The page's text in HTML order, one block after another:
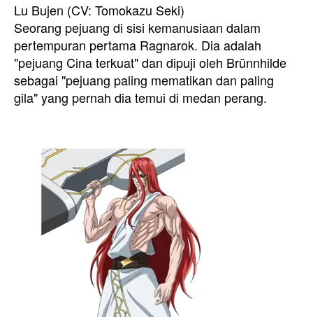
Lu Bujen (CV: Tomokazu Seki)
Seorang pejuang di sisi kemanusiaan dalam
pertempuran pertama Ragnarok. Dia adalah
"pejuang Cina terkuat" dan dipuji oleh Brünnhilde
sebagai "pejuang paling mematikan dan paling
gila" yang pernah dia temui di medan perang.